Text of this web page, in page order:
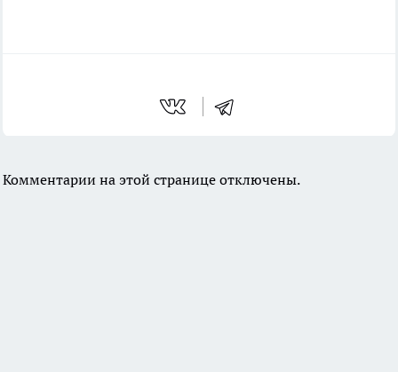
Комментарии на этой странице отключены.